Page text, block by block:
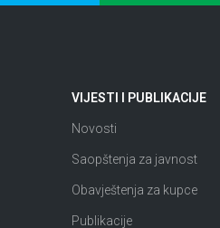
VIJESTI I PUBLIKACIJE
Novosti
Saopštenja za javnost
Obavještenja za kupce
Publikacije